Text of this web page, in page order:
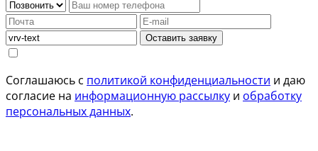
Оставить заявку
Соглашаюсь с политикой конфиденциальности и даю
согласие на информационную рассылку и обработку
персональных данных.